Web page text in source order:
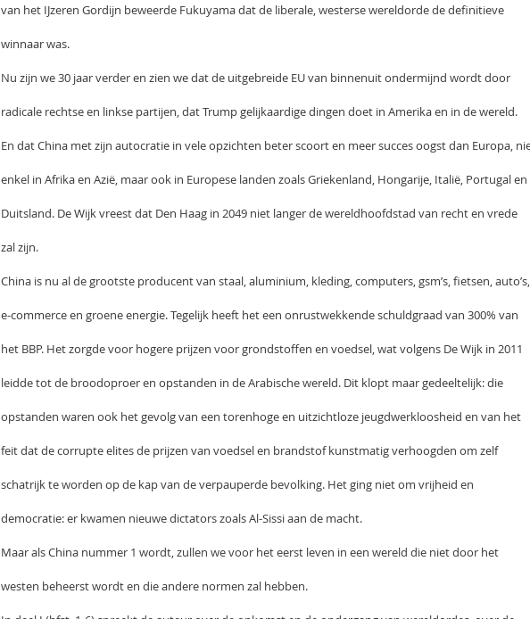
van het IJzeren Gordijn beweerde Fukuyama dat de liberale, westerse wereldorde de definitieve
winnaar was.
Nu zijn we 30 jaar verder en zien we dat de uitgebreide EU van binnenuit ondermijnd wordt door
radicale rechtse en linkse partijen, dat Trump gelijkaardige dingen doet in Amerika en in de wereld.
En dat China met zijn autocratie in vele opzichten beter scoort en meer succes oogst dan Europa,
enkel in Afrika en Azië, maar ook in Europese landen zoals Griekenland, Hongarije, Italië, Portugal en
Duitsland. De Wijk vreest dat Den Haag in 2049 niet langer de wereldhoofdstad van recht en vrede
zal zijn.
China is nu al de grootste producent van staal, aluminium, kleding, computers, gsm’s, fietsen, auto’s,
e-commerce en groene energie. Tegelijk heeft het een onrustwekkende schuldgraad van 300% van
het BBP. Het zorgde voor hogere prijzen voor grondstoffen en voedsel, wat volgens De Wijk in 2011
leidde tot de broodoproer en opstanden in de Arabische wereld. Dit klopt maar gedeeltelijk: die
opstanden waren ook het gevolg van een torenhoge en uitzichtloze jeugdwerkloosheid en van het
feit dat de corrupte elites de prijzen van voedsel en brandstof kunstmatig verhoogden om zelf
schatrijk te worden op de kap van de verpauperde bevolking. Het ging niet om vrijheid en
democratie: er kwamen nieuwe dictators zoals Al-Sissi aan de macht.
Maar als China nummer 1 wordt, zullen we voor het eerst leven in een wereld die niet door het
westen beheerst wordt en die andere normen zal hebben.